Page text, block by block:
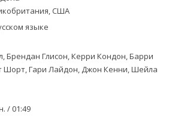
США
языке
Брендан Глисон, Керри Кондон, Барри
Шорт, Гари Лайдон, Джон Кенни, Шейла
/ 01:49